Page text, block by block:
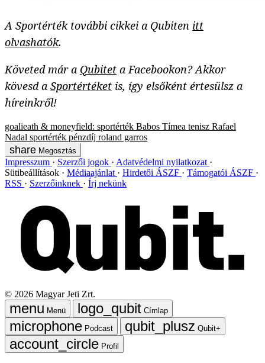
A Sportérték további cikkei a Qubiten itt
olvashatók.
Követed már a Qubitet a Facebookon? Akkor
kövesd a Sportértéket is, így elsőként értesülsz a
híreinkről!
goalieath & moneyfield: sportérték Babos Tímea tenisz Rafael
Nadal sportérték pénzdíj roland garros
Megosztás
Impresszum Szerzői jogok
Adatvédelmi nyilatkozat
Sütibeállítások
Médiaajánlat Hirdetői ÁSZF
Támogatói ÁSZF
RSS
Szerzőinknek Írj nekünk
© 2026 Magyar Jeti Zrt.
Menü
Címlap
Podcast
Qubit+
Profil